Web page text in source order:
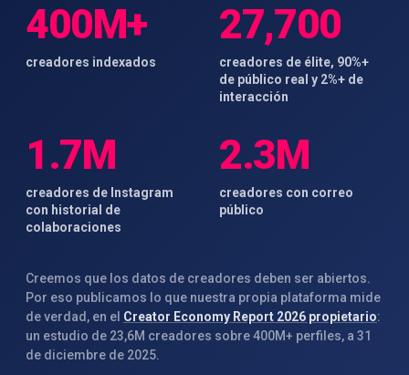
400M+
creadores indexados
27,700
creadores de élite, 90%+
de público real y 2%+ de
interacción
1.7M
creadores de Instagram
con historial de
colaboraciones
2.3M
creadores con correo
público
Creemos que los datos de creadores deben ser abiertos.
Por eso publicamos lo que nuestra propia plataforma mide
de verdad, en el Creator Economy Report 2026 propietario:
un estudio de 23,6M creadores sobre 400M+ perfiles, a 31
de diciembre de 2025.